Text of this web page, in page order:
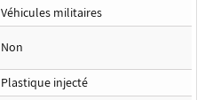
Véhicules militaires
Non
Plastique injecté